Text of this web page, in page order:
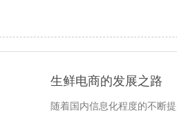
生鲜电商的发展之路
随着国内信息化程度的不断